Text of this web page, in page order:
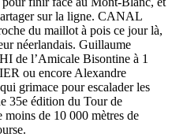
sur la ligne. CANAL
du maillot à pois ce jour là,
néerlandais. Guillaume
de l’Amicale Bisontine à 1
ou encore Alexandre
grimace pour escalader les
35e édition du Tour de
de 10 000 mètres de